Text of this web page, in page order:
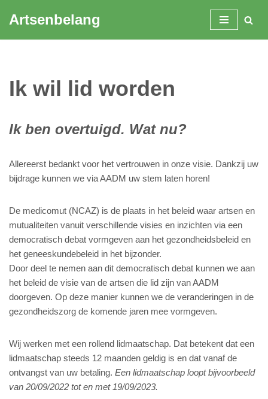
Artsenbelang
Ik wil lid worden
Ik ben overtuigd. Wat nu?
Allereerst bedankt voor het vertrouwen in onze visie. Dankzij uw
bijdrage kunnen we via AADM uw stem laten horen!
De medicomut (NCAZ) is de plaats in het beleid waar artsen en
mutualiteiten vanuit verschillende visies en inzichten via een
democratisch debat vormgeven aan het gezondheidsbeleid en
het geneeskundebeleid in het bijzonder.
Door deel te nemen aan dit democratisch debat kunnen we aan
het beleid de visie van de artsen die lid zijn van AADM
doorgeven. Op deze manier kunnen we de veranderingen in de
gezondheidszorg de komende jaren mee vormgeven.
Wij werken met een rollend lidmaatschap. Dat betekent dat een
lidmaatschap steeds 12 maanden geldig is en dat vanaf de
ontvangst van uw betaling. Een lidmaatschap loopt bijvoorbeeld
van 20/09/2022 tot en met 19/09/2023.